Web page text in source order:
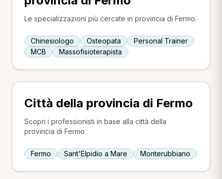
Le specializzazioni più cercate in provincia di Fermo.
Chinesiologo Osteopata
Personal Trainer
MCB
Massofisioterapista
Città della provincia di Fermo
Scopri i professionisti in base alla città della
provincia di Fermo.
Fermo Sant'Elpidio a Mare Monterubbiano